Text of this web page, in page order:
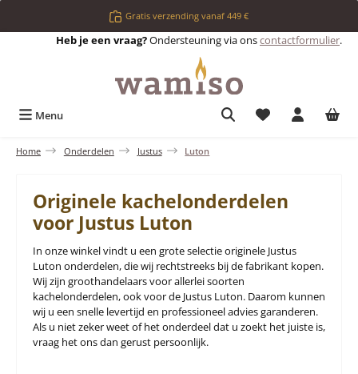
Ga naar de hoofdinhoudGratis verzending vanaf 449 €
Heb je een vraag?Ondersteuning via onscontactformulier.
Menu Je hebt 0 items
Home Onderdelen Justus Luton
Originele kachelonderdelen
voor Justus Luton
In onze winkel vindt u een grote selectie originele Justus
Luton onderdelen, die wij rechtstreeks bij de fabrikant kopen.
Wij zijn groothandelaars voor allerlei soorten
kachelonderdelen, ook voor de Justus Luton. Daarom kunnen
wij u een snelle levertijd en professioneel advies garanderen.
Als u niet zeker weet of het onderdeel dat u zoekt het juiste is,
vraag het ons dan gerust persoonlijk.